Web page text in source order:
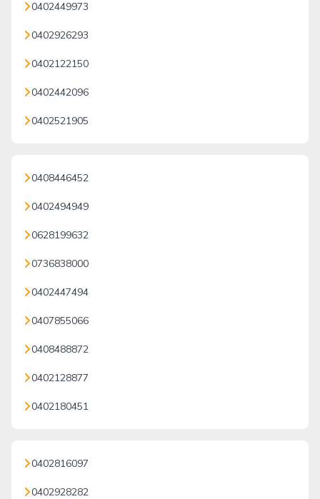
0402449973
0402926293
0402122150
0402442096
0402521905
0408446452
0402494949
0628199632
0736838000
0402447494
0407855066
0408488872
0402128877
0402180451
0402816097
0402928282